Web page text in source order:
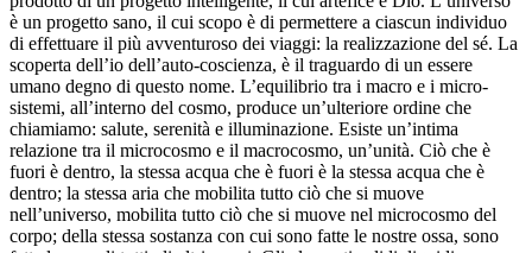
è un progetto sano, il cui scopo è di permettere a ciascun individuo
di effettuare il più avventuroso dei viaggi: la realizzazione del sé. La
scoperta dell’io dell’auto-coscienza, è il traguardo di un essere
umano degno di questo nome. L’equilibrio tra i macro e i micro-
sistemi, all’interno del cosmo, produce un’ulteriore ordine che
chiamiamo: salute, serenità e illuminazione. Esiste un’intima
relazione tra il microcosmo e il macrocosmo, un’unità. Ciò che è
fuori è dentro, la stessa acqua che è fuori è la stessa acqua che è
dentro; la stessa aria che mobilita tutto ciò che si muove
nell’universo, mobilita tutto ciò che si muove nel microcosmo del
corpo; della stessa sostanza con cui sono fatte le nostre ossa, sono